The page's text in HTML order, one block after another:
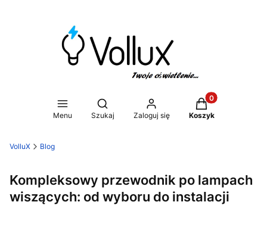
Menu
Otwórz wyszukiwarkę
Szukaj Zaloguj się
Produkty w
Koszyk
VolluX Blog
Kompleksowy przewodnik po lampach
wiszących: od wyboru do instalacji